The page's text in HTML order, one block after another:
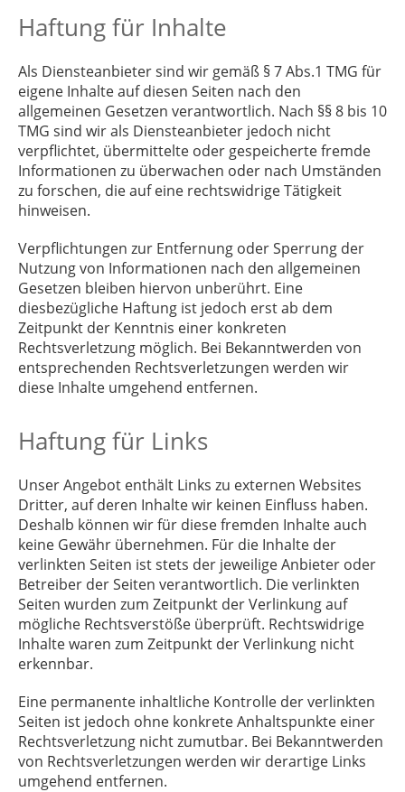
Haftung für Inhalte
Als Diensteanbieter sind wir gemäß § 7 Abs.1 TMG für
eigene Inhalte auf diesen Seiten nach den
allgemeinen Gesetzen verantwortlich. Nach §§ 8 bis 10
TMG sind wir als Diensteanbieter jedoch nicht
verpflichtet, übermittelte oder gespeicherte fremde
Informationen zu überwachen oder nach Umständen
zu forschen, die auf eine rechtswidrige Tätigkeit
hinweisen.
Verpflichtungen zur Entfernung oder Sperrung der
Nutzung von Informationen nach den allgemeinen
Gesetzen bleiben hiervon unberührt. Eine
diesbezügliche Haftung ist jedoch erst ab dem
Zeitpunkt der Kenntnis einer konkreten
Rechtsverletzung möglich. Bei Bekanntwerden von
entsprechenden Rechtsverletzungen werden wir
diese Inhalte umgehend entfernen.
Haftung für Links
Unser Angebot enthält Links zu externen Websites
Dritter, auf deren Inhalte wir keinen Einfluss haben.
Deshalb können wir für diese fremden Inhalte auch
keine Gewähr übernehmen. Für die Inhalte der
verlinkten Seiten ist stets der jeweilige Anbieter oder
Betreiber der Seiten verantwortlich. Die verlinkten
Seiten wurden zum Zeitpunkt der Verlinkung auf
mögliche Rechtsverstöße überprüft. Rechtswidrige
Inhalte waren zum Zeitpunkt der Verlinkung nicht
erkennbar.
Eine permanente inhaltliche Kontrolle der verlinkten
Seiten ist jedoch ohne konkrete Anhaltspunkte einer
Rechtsverletzung nicht zumutbar. Bei Bekanntwerden
von Rechtsverletzungen werden wir derartige Links
umgehend entfernen.